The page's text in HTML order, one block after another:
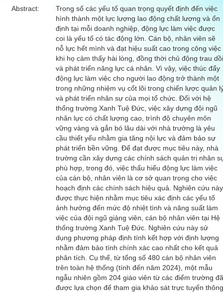
Abstract:
Trong số các yếu tố quan trọng quyết định đến việc
hình thành một lực lượng lao động chất lượng và ổn
định tại mỗi doanh nghiệp, động lực làm việc được
coi là yếu tố có tác động lớn. Cán bộ, nhân viên sẽ
nỗ lực hết mình và đạt hiệu suất cao trong công việc
khi họ cảm thấy hài lòng, đồng thời chủ động trau dồi
và phát triển năng lực cá nhân. Vì vậy, việc thúc đẩy
động lực làm việc cho người lao động trở thành một
trong những nhiệm vụ cốt lõi trong chiến lược quản
và phát triển nhân sự của mọi tổ chức. Đối với hệ
thống trường Xanh Tuệ Đức, việc xây dựng đội ngũ
nhân lực có chất lượng cao, trình độ chuyên môn
vững vàng và gắn bó lâu dài với nhà trường là yêu
cầu thiết yếu nhằm gia tăng nội lực và đảm bảo sự
phát triển bền vững. Để đạt được mục tiêu này, nhà
trường cần xây dựng các chính sách quản trị nhân
phù hợp, trong đó, việc thấu hiểu động lực làm việc
của cán bộ, nhân viên là cơ sở quan trọng cho việc
hoạch định các chính sách hiệu quả. Nghiên cứu này
được thực hiện nhằm mục tiêu xác định các yếu tố
ảnh hưởng đến mức độ nhiệt tình và năng suất làm
việc của đội ngũ giảng viên, cán bộ nhân viên tại Hệ
thống trường Xanh Tuệ Đức. Nghiên cứu này sử
dụng phương pháp định tính kết hợp với định lượng
nhằm đảm bảo tính chính xác cao nhất cho kết quả
phân tích. Cụ thể, từ tổng số 480 cán bộ nhân viên
trên toàn hệ thống (tính đến năm 2024), một mẫu
ngẫu nhiên gồm 204 giáo viên từ các điểm trường đã
được lựa chọn để tham gia khảo sát trực tuyến thông